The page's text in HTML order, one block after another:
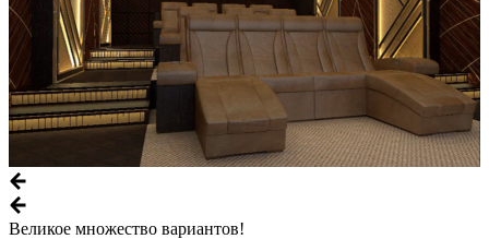
Великое множество вариантов!